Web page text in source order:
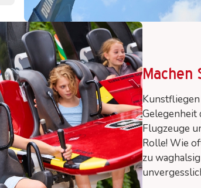
Machen
Gelegenheit
Flugzeuge
Rolle! Wie
zu